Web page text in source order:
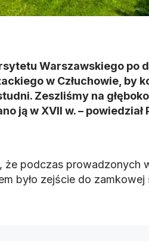
Warszawskiego po
w Człuchowie, by
Zeszliśmy na
ją w XVII w. – powiedział
że podczas prowadzonych
było zejście do